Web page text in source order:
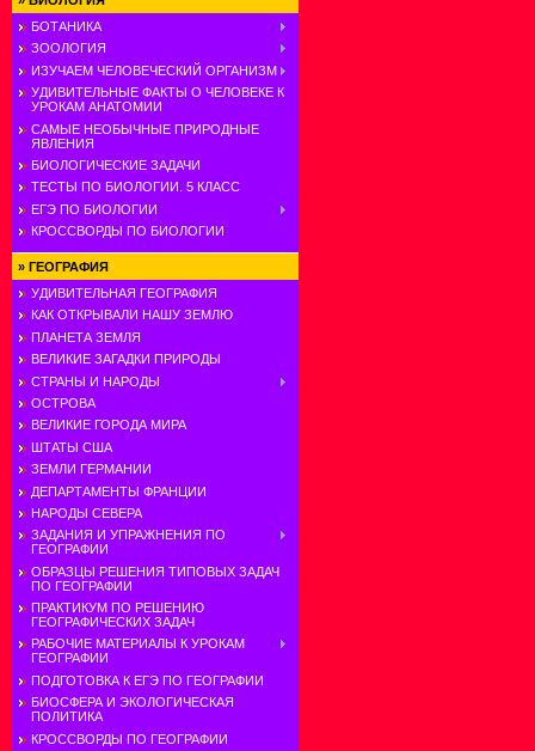
БОТАНИКА
ЗООЛОГИЯ
ИЗУЧАЕМ ЧЕЛОВЕЧЕСКИЙ ОРГАНИЗМ
УДИВИТЕЛЬНЫЕ ФАКТЫ О ЧЕЛОВЕКЕ К
УРОКАМ АНАТОМИИ
САМЫЕ НЕОБЫЧНЫЕ ПРИРОДНЫЕ
ЯВЛЕНИЯ
БИОЛОГИЧЕСКИЕ ЗАДАЧИ
ТЕСТЫ ПО БИОЛОГИИ. 5 КЛАСС
ЕГЭ ПО БИОЛОГИИ
КРОССВОРДЫ ПО БИОЛОГИИ
» ГЕОГРАФИЯ
УДИВИТЕЛЬНАЯ ГЕОГРАФИЯ
КАК ОТКРЫВАЛИ НАШУ ЗЕМЛЮ
ПЛАНЕТА ЗЕМЛЯ
ВЕЛИКИЕ ЗАГАДКИ ПРИРОДЫ
СТРАНЫ И НАРОДЫ
ОСТРОВА
ВЕЛИКИЕ ГОРОДА МИРА
ШТАТЫ США
ЗЕМЛИ ГЕРМАНИИ
ДЕПАРТАМЕНТЫ ФРАНЦИИ
НАРОДЫ СЕВЕРА
ЗАДАНИЯ И УПРАЖНЕНИЯ ПО
ГЕОГРАФИИ
ОБРАЗЦЫ РЕШЕНИЯ ТИПОВЫХ ЗАДАЧ
ПО ГЕОГРАФИИ
ПРАКТИКУМ ПО РЕШЕНИЮ
ГЕОГРАФИЧЕСКИХ ЗАДАЧ
РАБОЧИЕ МАТЕРИАЛЫ К УРОКАМ
ГЕОГРАФИИ
ПОДГОТОВКА К ЕГЭ ПО ГЕОГРАФИИ
БИОСФЕРА И ЭКОЛОГИЧЕСКАЯ
ПОЛИТИКА
КРОССВОРДЫ ПО ГЕОГРАФИИ